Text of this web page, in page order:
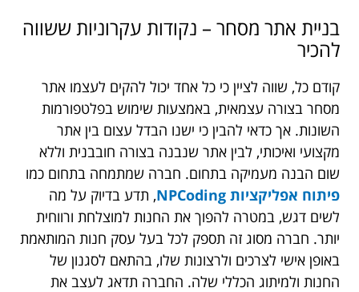
בניית אתר מסחר – נקודות עקרוניות ששווה
להכיר
קודם כל, שווה לציין כי כל אחד יכול להקים לעצמו אתר
מסחר בצורה עצמאית, באמצעות שימוש בפלטפורמות
השונות. אך כדאי להבין כי ישנו הבדל עצום בין אתר
מקצועי ואיכותי, לבין אתר שנבנה בצורה חובבנית וללא
שום הבנה מעמיקה בתחום. חברה שמתמחה בתחום כמו
פיתוח אפליקציות NPCoding
, תדע בדיוק על מה
לשים דגש, במטרה להפוך את החנות למוצלחת ורווחית
יותר. חברה מסוג זה תספק לכל בעל עסק חנות המותאמת
באופן אישי לצרכים ולרצונות שלו, בהתאם לסגנון של
החנות ולמיתוג הכללי שלה. החברה תדאג לעצב את